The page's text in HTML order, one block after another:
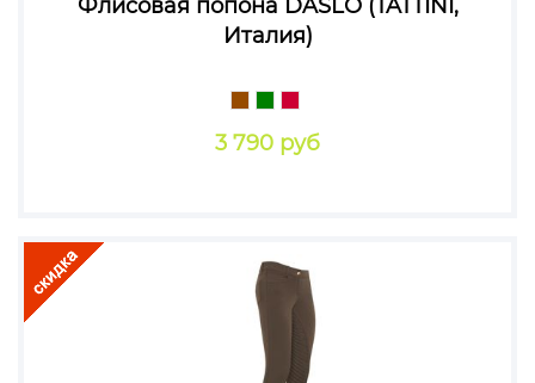
Флисовая попона DASLO (TATTINI,
Италия)
3 790 руб